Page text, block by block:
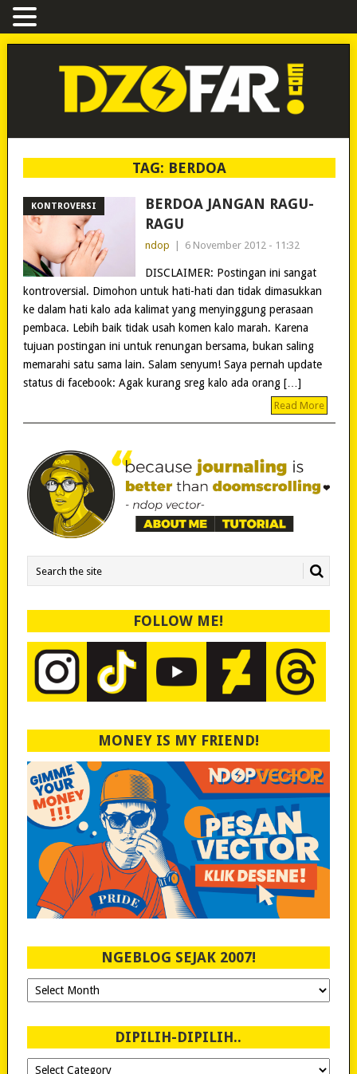
TAG: BERDOA
KONTROVERSI
BERDOA JANGAN RAGU-
RAGU
ndop 6 November 2012 - 11:32
DISCLAIMER: Postingan ini sangat
kontroversial. Dimohon untuk hati-hati dan tidak dimasukkan
ke dalam hati kalo ada kalimat yang menyinggung perasaan
pembaca. Lebih baik tidak usah komen kalo marah. Karena
tujuan postingan ini untuk renungan bersama, bukan saling
memarahi satu sama lain. Salam senyum! Saya pernah update
status di facebook: Agak kurang sreg kalo ada orang […]
Read More
FOLLOW ME!
MONEY IS MY FRIEND!
NGEBLOG SEJAK 2007!
Ngeblog
Sejak
DIPILIH-DIPILIH..
Dipilih-